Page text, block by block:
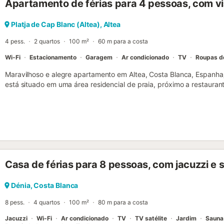
Apartamento de férias para 4 pessoas, com
Platja de Cap Blanc (Altea), Altea
4 pess. 2 quartos 100 m² 60 m para a costa
Wi-Fi Estacionamento Garagem Ar condicionado TV Roupas
Maravilhoso e alegre apartamento em Altea, Costa Blanca,
está situado em uma área residencial de praia, próximo a
privacidade, vistas maravilhosas da baía e do mar, e belas vistas
tornam este um excelente apartamento para passar suas férias na
Interior do apartamento - sala de estar com ar condicionado,
café, chaleira elétrica, liquidificador, torradeira e espremedor
condicionado, cama queen-size (medindo 200 por 160 cm) e
Exterior do apartamento - 2 vagas de estacionamento cobertas e
Casa de férias para 8 pessoas, com jacuzzi e
Dénia, Costa Blanca
8 pess. 4 quartos 100 m² 80 m para a costa
Jacuzzi Wi-Fi Ar condicionado TV TV satélite Jardim Sauna